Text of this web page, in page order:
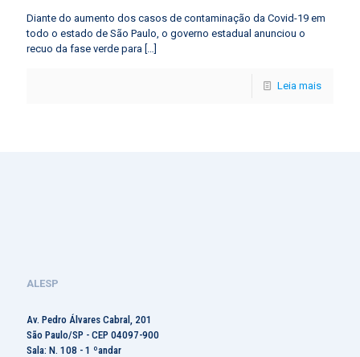
Diante do aumento dos casos de contaminação da Covid-19 em
todo o estado de São Paulo, o governo estadual anunciou o
recuo da fase verde para […]
Leia mais
ALESP
Av. Pedro Álvares Cabral, 201
São Paulo/SP - CEP 04097-900
Sala: N. 108 - 1 ºandar